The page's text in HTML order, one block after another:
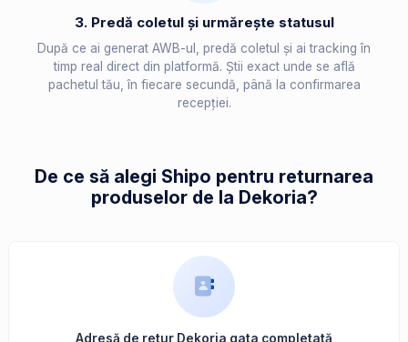
3. Predă coletul și urmărește statusul
După ce ai generat AWB-ul, predă coletul și ai tracking în
timp real direct din platformă. Știi exact unde se află
pachetul tău, în fiecare secundă, până la confirmarea
recepției.
De ce să alegi Shipo pentru returnarea
produselor de la Dekoria?
Adresă de retur Dekoria gata completată